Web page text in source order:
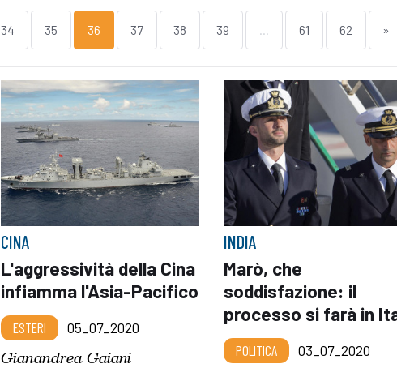
34 35 36 37 38 39 ... 61 62 »
CINA
L'aggressività della Cina
infiamma l'Asia-Pacifico
ESTERI 05_07_2020
Gianandrea Gaiani
INDIA
Marò, che
soddisfazione: il
processo si farà in
POLITICA 03_07_2020